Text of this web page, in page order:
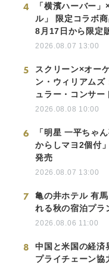
4
「横濱ハーバー
ル」 限定コラボ
8月17日から限定
2026.08.07 13:00
5
スクリーン×オー
ン・ウィリアムズ
ュラー・コンサー
2026.08.08 10:00
6
「明星 一平ちゃ
からしマヨ2個付
発売
2026.08.07 13:00
7
亀の井ホテル 有
れる秋の宿泊プラ
2026.08.06 11:00
8
中国と米国の経済
プライチェーン協